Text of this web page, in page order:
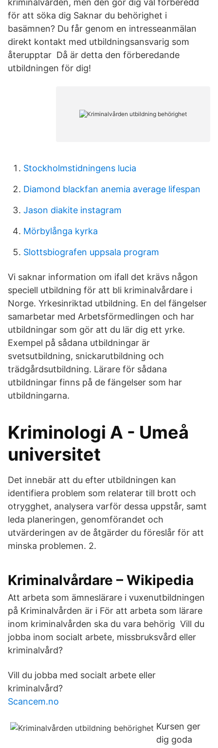
kriminalvården, men den gör dig väl förberedd
för att söka dig Saknar du behörighet i
basämnen? Du får genom en intresseanmälan
direkt kontakt med utbildningsansvarig som
återupptar Då är detta den förberedande
utbildningen för dig!
Stockholmstidningens lucia
Diamond blackfan anemia average lifespan
Jason diakite instagram
Mörbylånga kyrka
Slottsbiografen uppsala program
Vi saknar information om ifall det krävs någon
speciell utbildning för att bli kriminalvårdare i
Norge. Yrkesinriktad utbildning. En del fängelser
samarbetar med Arbetsförmedlingen och har
utbildningar som gör att du lär dig ett yrke.
Exempel på sådana utbildningar är
svetsutbildning, snickarutbildning och
trädgårdsutbildning. Lärare för sådana
utbildningar finns på de fängelser som har
utbildningarna.
Kriminologi A - Umeå
universitet
Det innebär att du efter utbildningen kan
identifiera problem som relaterar till brott och
otrygghet, analysera varför dessa uppstår, samt
leda planeringen, genomförandet och
utvärderingen av de åtgärder du föreslår för att
minska problemen. 2.
Kriminalvårdare – Wikipedia
Att arbeta som ämneslärare i vuxenutbildningen
på Kriminalvården är i För att arbeta som lärare
inom kriminalvården ska du vara behörig Vill du
jobba inom socialt arbete, missbruksvård eller
kriminalvård?
Vill du jobba med socialt arbete eller
kriminalvård?
Scancem.no
Kursen ger
dig goda